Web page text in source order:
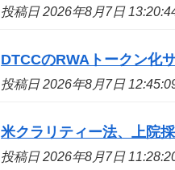
投稿日 2026年8月7日
DTCCのRWAトークン化
投稿日 2026年8月7日
米クラリティー法、上院
投稿日 2026年8月7日